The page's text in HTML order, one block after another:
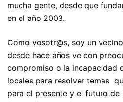
mucha gente, desde que
en el año 2003.
Como vosotr@s, soy un
desde hace años ve con
compromiso o la incapacidad
locales para resolver temas
para el presente y el futuro de